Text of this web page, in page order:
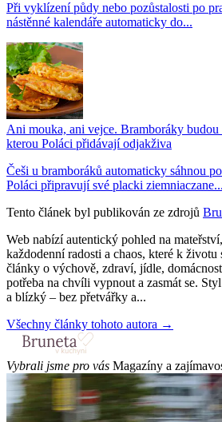
Při vyklízení půdy nebo pozůstalosti po
nástěnné kalendáře automaticky do...
Ani mouka, ani vejce. Bramboráky
kterou Poláci přidávají odjakživa
Češi u bramboráků automaticky sáhnou
Poláci připravují své placki ziemniaczane...
Tento článek byl publikován ze zdrojů
Web nabízí autentický pohled na
každodenní radosti a chaos, které k
články o výchově, zdraví, jídle,
potřeba na chvíli vypnout a zasmát se.
a blízký – bez přetvářky a...
Všechny články tohoto autora →
Vybrali jsme pro vás Magazíny a